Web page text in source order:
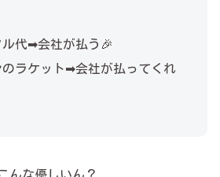
代➡会社が払う🎉
のラケット➡会社が払ってくれ